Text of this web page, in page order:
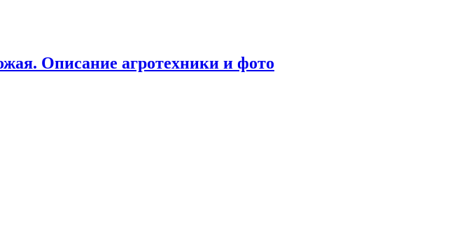
Описание агротехники и фото